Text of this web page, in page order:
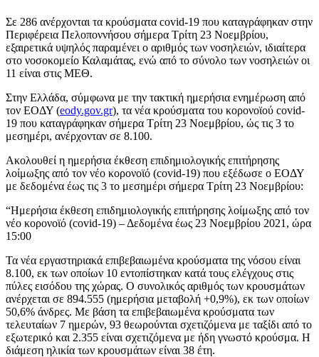
Σε 286 ανέρχονται τα κρούσματα covid-19 που καταγράφηκαν στην
Περιφέρεια Πελοποννήσου σήμερα Τρίτη 23 Νοεμβρίου,
εξαιρετικά υψηλός παραμένει ο αριθμός των νοσηλειών, ιδιαίτερα
στο νοσοκομείο Καλαμάτας, ενώ από το σύνολο των νοσηλειών οι
11 είναι στις ΜΕΘ.
Στην Ελλάδα, σύμφωνα με την τακτική ημερήσια ενημέρωση από
τον ΕΟΔΥ (eody.gov.gr), τα νέα κρούσματα του κορονοϊού covid-
19 που καταγράφηκαν σήμερα Τρίτη 23 Νοεμβρίου, ώς τις 3 το
μεσημέρι, ανέρχονταν σε 8.100.
Ακολουθεί η ημερήσια έκθεση επιδημιολογικής επιτήρησης
λοίμωξης από τον νέο κορονοϊό (covid-19) που εξέδωσε ο ΕΟΔΥ
με δεδομένα έως τις 3 το μεσημέρι σήμερα Τρίτη 23 Νοεμβρίου:
“Ημερήσια έκθεση επιδημιολογικής επιτήρησης λοίμωξης από τον
νέο κορονοϊό (covid-19) – Δεδομένα έως 23 Νοεμβρίου 2021, ώρα
15:00
Τα νέα εργαστηριακά επιβεβαιωμένα κρούσματα της νόσου είναι
8.100, εκ των οποίων 10 εντοπίστηκαν κατά τους ελέγχους στις
πύλες εισόδου της χώρας. Ο συνολικός αριθμός των κρουσμάτων
ανέρχεται σε 894.555 (ημερήσια μεταβολή +0,9%), εκ των οποίων
50,6% άνδρες. Με βάση τα επιβεβαιωμένα κρούσματα των
τελευταίων 7 ημερών, 93 θεωρούνται σχετιζόμενα με ταξίδι από το
εξωτερικό και 2.355 είναι σχετιζόμενα με ήδη γνωστό κρούσμα. Η
διάμεση ηλικία των κρουσμάτων είναι 38 έτη.